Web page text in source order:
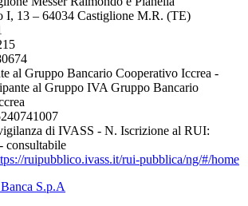
I, 13 – 64034 Castiglione M.R. (TE)
al Gruppo Bancario Cooperativo Iccrea -
al Gruppo IVA Gruppo Bancario
di IVASS - N. Iscrizione al RUI:
consultabile
ruipubblico.ivass.it/rui-pubblica/ng/#/home
S.p.A